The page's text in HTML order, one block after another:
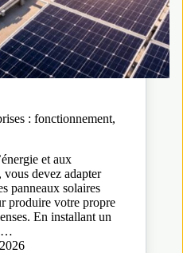
: fonctionnement,
et aux
vous devez adapter
panneaux solaires
produire votre propre
En installant un